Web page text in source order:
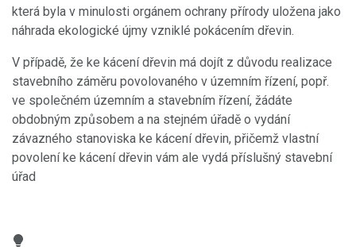
která byla v minulosti orgánem ochrany přírody uložena jako
náhrada ekologické újmy vzniklé pokácením dřevin.
V případě, že ke kácení dřevin má dojít z důvodu realizace
stavebního záměru povolovaného v územním řízení, popř.
ve společném územním a stavebním řízení, žádáte
obdobným způsobem a na stejném úřadě o vydání
závazného stanoviska ke kácení dřevin, přičemž vlastní
povolení ke kácení dřevin vám ale vydá příslušný stavební
úřad